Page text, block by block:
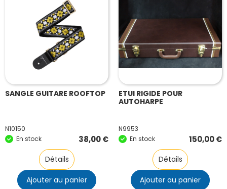
SANGLE GUITARE ROOFTOP
N10150
En stock
38,00€
Détails
Ajouter au panier
ETUI RIGIDE POUR
AUTOHARPE
N9953
En stock
150,00€
Détails
Ajouter au panier